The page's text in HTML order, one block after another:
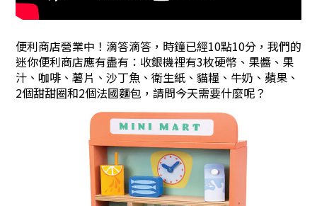
便利商店營業中！滴答滴答，時鐘已經10點10分，我們的
迷你便利商店應有盡有：收銀機裡有3枚硬幣、果醬、果
汁、咖啡、薯片、沙丁魚、衛生紙、貓糧、牛奶、蘋果、
2個甜甜圈和2個法國麵包，請問今天需要什麼呢？